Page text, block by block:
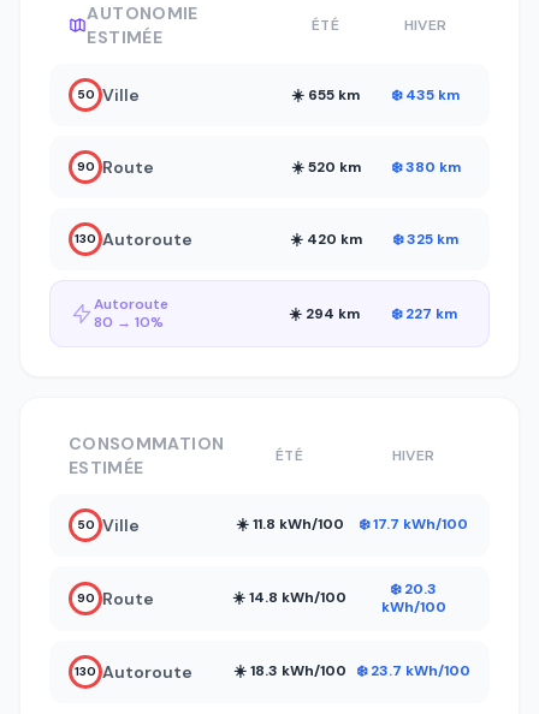
AUTONOMIE
ESTIMÉE
ÉTÉ HIVER
50 Ville ☀️ 655 km ❄️ 435 km
90 Route ☀️ 520 km ❄️ 380 km
130 Autoroute ☀️ 420 km ❄️ 325 km
Autoroute
80 → 10%
☀️ 294 km ❄️ 227 km
CONSOMMATION
ESTIMÉE
ÉTÉ HIVER
50 Ville ☀️ 11.8 kWh/100 ❄️ 17.7 kWh/100
90 Route ☀️ 14.8 kWh/100
❄️ 20.3
kWh/100
130 Autoroute ☀️ 18.3 kWh/100 ❄️ 23.7 kWh/100